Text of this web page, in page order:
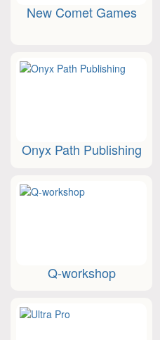
New Comet Games
Onyx Path Publishing
Q-workshop